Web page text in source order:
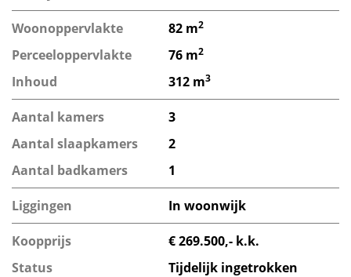
Woonoppervlakte 82 m2
Perceeloppervlakte 76 m2
Inhoud 312 m3
Aantal kamers
3
Aantal slaapkamers
2
Aantal badkamers
1
Liggingen In woonwijk
Koopprijs
€ 269.500,- k.k.
Status
Tijdelijk ingetrokken